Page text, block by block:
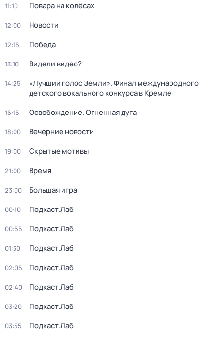
11:10 Повара на колёсах
12:00 Новости
12:15 Победа
13:10 Видели видео?
14:25
«Лучший голос Земли». Финал международного
детского вокального конкурса в Кремле
16:15 Освобождение. Огненная дуга
18:00 Вечерние новости
19:00 Скрытые мотивы
21:00 Время
23:00 Большая игра
00:10 Подкаст.Лаб
00:55 Подкаст.Лаб
01:30 Подкаст.Лаб
02:05 Подкаст.Лаб
02:40 Подкаст.Лаб
03:20 Подкаст.Лаб
03:55 Подкаст.Лаб